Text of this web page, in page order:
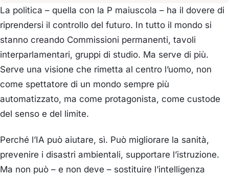
La politica – quella con la P maiuscola – ha il dovere di
riprendersi il controllo del futuro. In tutto il mondo si
stanno creando Commissioni permanenti, tavoli
interparlamentari, gruppi di studio. Ma serve di più.
Serve una visione che rimetta al centro l’uomo, non
come spettatore di un mondo sempre più
automatizzato, ma come protagonista, come custode
del senso e del limite.
Perché l’IA può aiutare, sì. Può migliorare la sanità,
prevenire i disastri ambientali, supportare l’istruzione.
Ma non può – e non deve – sostituire l’intelligenza